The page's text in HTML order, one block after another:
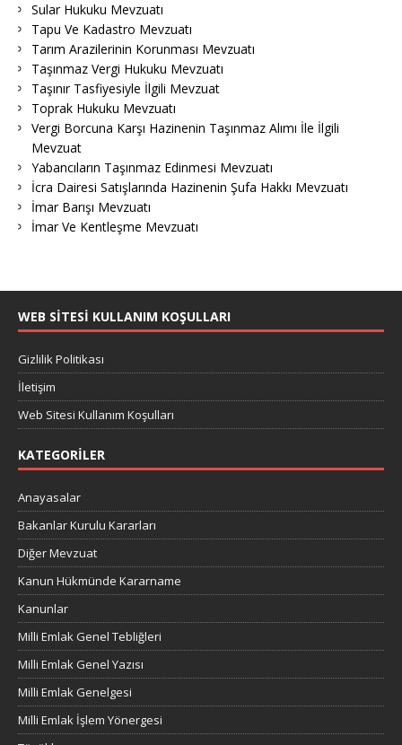
Sular Hukuku Mevzuatı
Tapu Ve Kadastro Mevzuatı
Tarım Arazilerinin Korunması Mevzuatı
Taşınmaz Vergi Hukuku Mevzuatı
Taşınır Tasfiyesiyle İlgili Mevzuat
Toprak Hukuku Mevzuatı
Vergi Borcuna Karşı Hazinenin Taşınmaz Alımı İle İlgili
Mevzuat
Yabancıların Taşınmaz Edinmesi Mevzuatı
İcra Dairesi Satışlarında Hazinenin Şufa Hakkı Mevzuatı
İmar Barışı Mevzuatı
İmar Ve Kentleşme Mevzuatı
WEB SITESI KULLANIM KOŞULLARI
Gizlilik Politikası
İletişim
Web Sitesi Kullanım Koşulları
KATEGORILER
Anayasalar
Bakanlar Kurulu Kararları
Diğer Mevzuat
Kanun Hükmünde Kararname
Kanunlar
Milli Emlak Genel Tebliğleri
Milli Emlak Genel Yazısı
Milli Emlak Genelgesi
Milli Emlak İşlem Yönergesi